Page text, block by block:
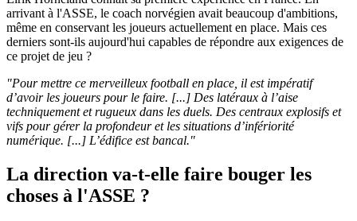
arrivant à l'ASSE, le coach norvégien avait beaucoup d'ambitions,
même en conservant les joueurs actuellement en place. Mais ces
derniers sont-ils aujourd'hui capables de répondre aux exigences de
ce projet de jeu ?
"Pour mettre ce merveilleux football en place, il est impératif
d’avoir les joueurs pour le faire. [...] Des latéraux à l’aise
techniquement et rugueux dans les duels. Des centraux explosifs et
vifs pour gérer la profondeur et les situations d’infériorité
numérique. [...] L’édifice est bancal."
La direction va-t-elle faire bouger les
choses à l'ASSE ?